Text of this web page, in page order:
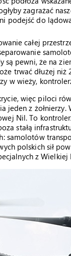
zagrażać
podejść do
całej
są pewni, że na
trwać dłużej niż
w wieży,
więc piloci
jeden z żołnierzy.
Nil. To
stałą
samolotów
polskich sił
z Wielkiej